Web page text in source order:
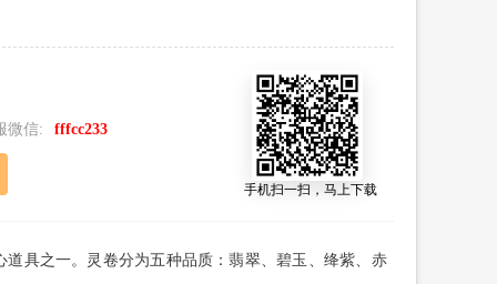
微信: fffcc233
手机扫一扫，马上下载
具之一。灵卷分为五种品质：翡翠、碧玉、绛紫、赤